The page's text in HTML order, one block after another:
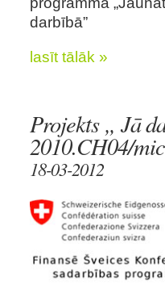
darbībā”
lasīt tālāk »
Projekts „ Jā
2010.CH04/
18-03-2012